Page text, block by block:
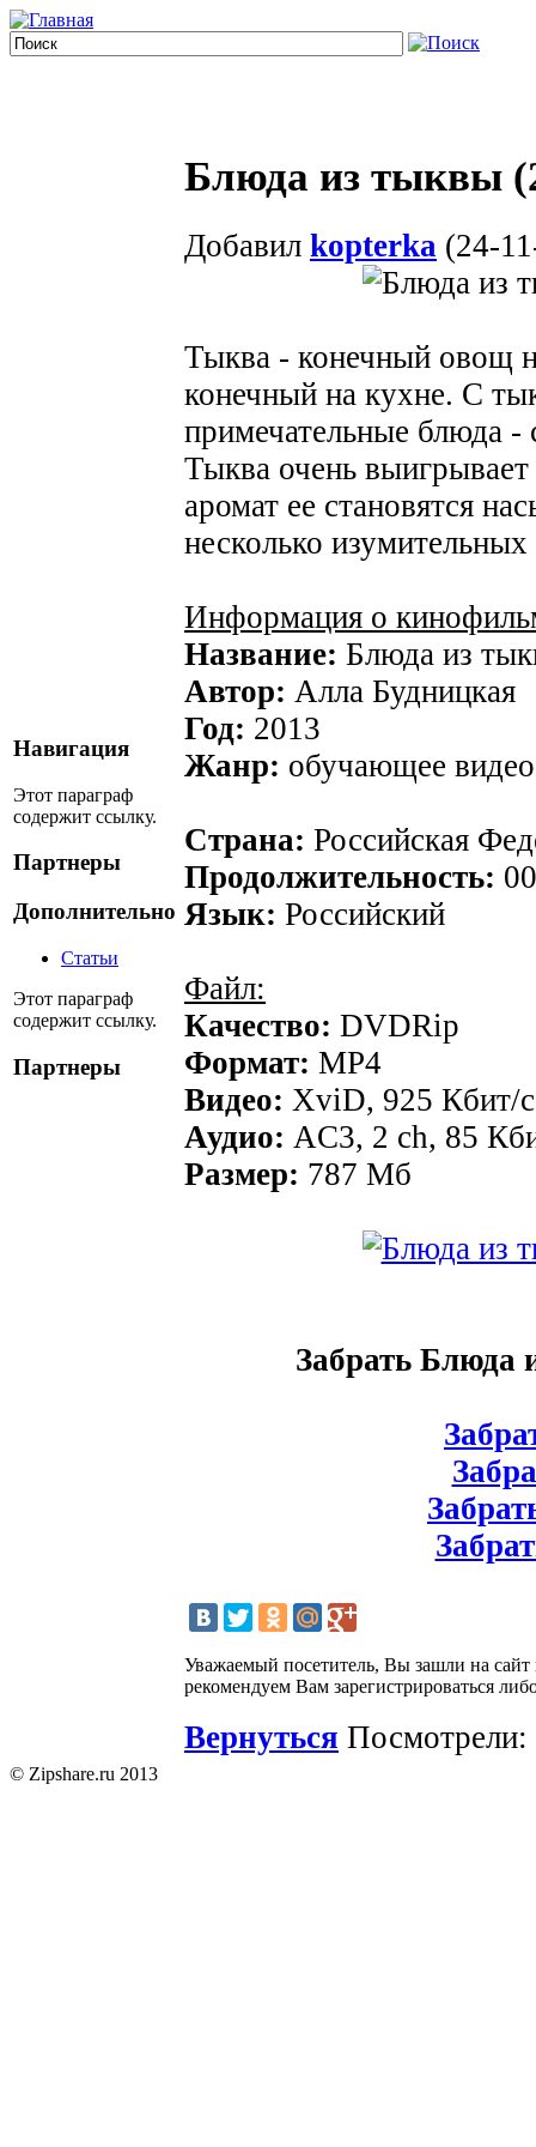
Навигация
Этот параграф
содержит ссылку.
Партнеры
Дополнительно
Статьи
Этот параграф
содержит ссылку.
Партнеры
Блюда из тыквы
Добавил kopterka (24-
Тыква - конечный овощ
конечный на кухне. С
примечательные блюда
Тыква очень выигрывает
аромат ее становятся
несколько
Информация о
Название: Блюда из
Автор: Алла Будницкая
Год: 2013
Жанр: обучающее видео
Страна: Российская
Продолжительность:
Язык: Российский
Файл:
Качество: DVDRip
Формат: MР4
Видео: XviD, 925 Кбит/
Аудио: AC3, 2 ch, 85
Размер: 787 Мб
Забрать Блюда
Уважаемый посетитель, Вы зашли на
рекомендуем Вам зарегистрироваться
Вернуться Посмотрели:
© Zipshare.ru 2013